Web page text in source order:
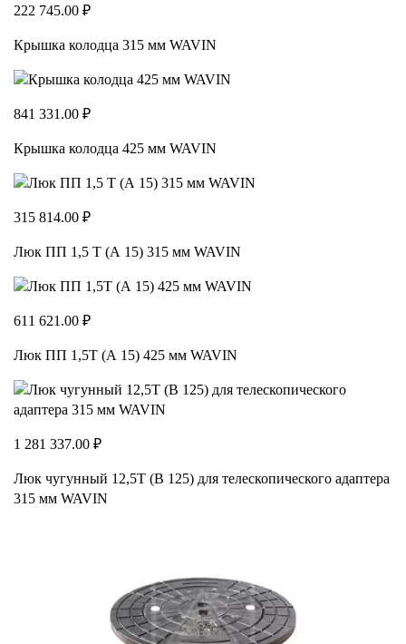
222 745.00 ₽
Крышка колодца 315 мм WAVIN
841 331.00 ₽
Крышка колодца 425 мм WAVIN
315 814.00 ₽
Люк ПП 1,5 Т (А 15) 315 мм WAVIN
611 621.00 ₽
Люк ПП 1,5Т (А 15) 425 мм WAVIN
1 281 337.00 ₽
Люк чугунный 12,5Т (В 125) для телескопического адаптера
315 мм WAVIN